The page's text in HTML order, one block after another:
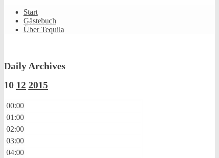
Start
Gästebuch
Über Tequila
Daily Archives
10 12 2015
00:00
01:00
02:00
03:00
04:00